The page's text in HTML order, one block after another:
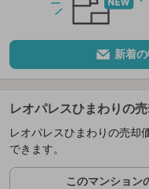
新着
レオパレスひまわりの
レオパレスひまわりの売却
できます。
このマンション